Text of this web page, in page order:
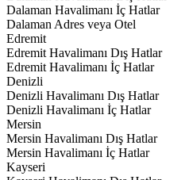
Dalaman Havalimanı İç Hatlar
Dalaman Adres veya Otel
Edremit
Edremit Havalimanı Dış Hatlar
Edremit Havalimanı İç Hatlar
Denizli
Denizli Havalimanı Dış Hatlar
Denizli Havalimanı İç Hatlar
Mersin
Mersin Havalimanı Dış Hatlar
Mersin Havalimanı İç Hatlar
Kayseri